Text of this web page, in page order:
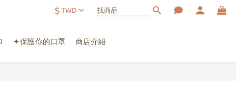
$ TWD
✦保護你的口罩 商店介紹